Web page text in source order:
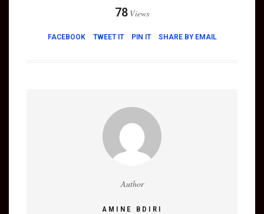
78 Views
FACEBOOK TWEET IT PIN IT SHARE BY EMAIL
Author
AMINE BDIRI